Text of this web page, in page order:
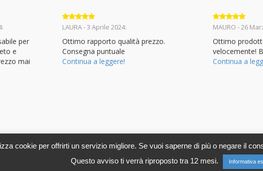
per
e
mai
Valutato 5
LAURA - 3 Aprile 2024:
Ottimo rapporto qualità prezzo.
Consegna puntuale
Continua a leggere!
Valutato5
MAURO - 26
Ottimo
velocemente!
Continua a
SuonoStore.com s.r.l.Via Ignazio Losacco, 37 - 02047 Poggio Mirteto
cookie per offrirti un servizio migliore. Se vuoi saperne di più o negare il
Questo avviso ti verrà riproposto tra 12 mesi.
Informativa